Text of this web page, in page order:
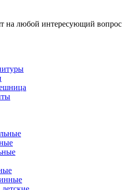
на любой интересующий вопрос